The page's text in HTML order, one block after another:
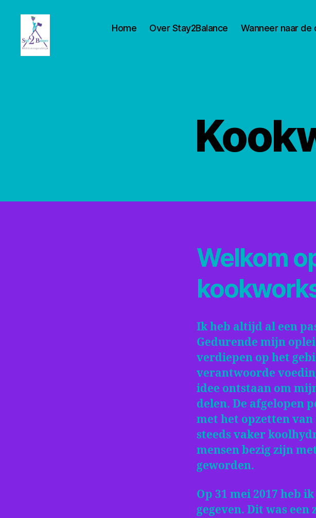
Home Over Stay2Balance Wanneer naar de
Welkom
Ik heb altijd al een
Gedurende mijn
verdiepen op het
verantwoorde
idee ontstaan om
delen. De afgelopen
met het opzetten
steeds vaker
mensen bezig zijn
geworden.
Op 31 mei 2017 heb
gegeven. Dit was een